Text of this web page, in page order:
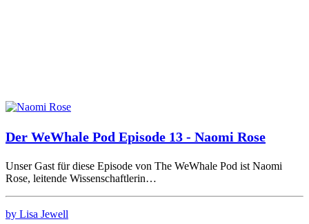
Der WeWhale Pod Episode 13 - Naomi Rose
Unser Gast für diese Episode von The WeWhale Pod ist Naomi
Rose, leitende Wissenschaftlerin…
by Lisa Jewell